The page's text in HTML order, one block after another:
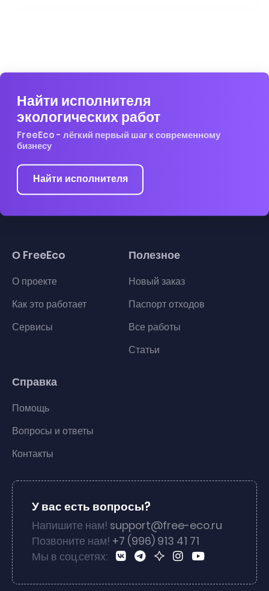
Найти исполнителя
экологических работ
FreeEco - лёгкий первый шаг к современному
бизнесу
Найти исполнителя
О FreeEco
О проекте
Как это работает
Сервисы
Полезное
Новый заказ
Паспорт отходов
Все работы
Статьи
Справка
Помощь
Вопросы и ответы
Контакты
У вас есть вопросы?
Напишите нам! support@free-eco.ru
Позвоните нам! +7 (996) 913 41 71
Мы в соц.сетях: